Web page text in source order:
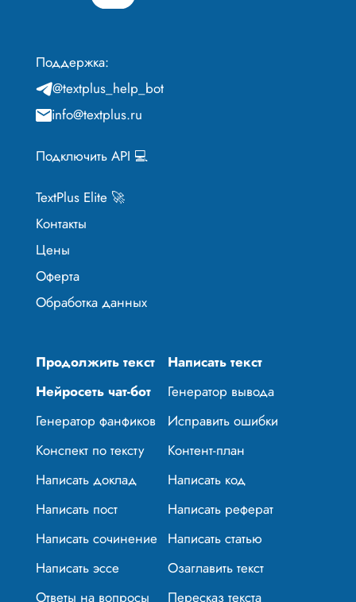
Поддержка:
@textplus_help_bot
info@textplus.ru
Подключить API 💻
TextPlus Elite 🚀
Контакты
Цены
Оферта
Обработка данных
Продолжить текст
Написать текст
Нейросеть чат-бот
Генератор вывода
Генератор фанфиков
Исправить ошибки
Конспект по тексту
Контент-план
Написать доклад
Написать код
Написать пост
Написать реферат
Написать сочинение Написать статью
Написать эссе
Озаглавить текст
Ответы на вопросы
Пересказ текста